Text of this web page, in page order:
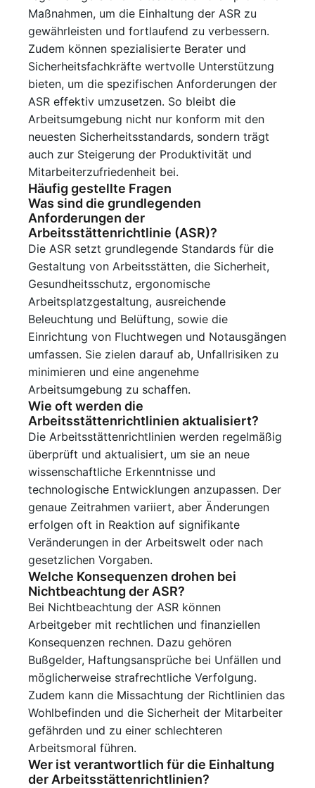
Maßnahmen, um die Einhaltung der ASR zu
gewährleisten und fortlaufend zu verbessern.
Zudem können spezialisierte Berater und
Sicherheitsfachkräfte wertvolle Unterstützung
bieten, um die spezifischen Anforderungen der
ASR effektiv umzusetzen. So bleibt die
Arbeitsumgebung nicht nur konform mit den
neuesten Sicherheitsstandards, sondern trägt
auch zur Steigerung der Produktivität und
Mitarbeiterzufriedenheit bei.
Häufig gestellte Fragen
Was sind die grundlegenden
Anforderungen der
Arbeitsstättenrichtlinie (ASR)?
Die ASR setzt grundlegende Standards für die
Gestaltung von Arbeitsstätten, die Sicherheit,
Gesundheitsschutz, ergonomische
Arbeitsplatzgestaltung, ausreichende
Beleuchtung und Belüftung, sowie die
Einrichtung von Fluchtwegen und Notausgängen
umfassen. Sie zielen darauf ab, Unfallrisiken zu
minimieren und eine angenehme
Arbeitsumgebung zu schaffen.
Wie oft werden die
Arbeitsstättenrichtlinien aktualisiert?
Die Arbeitsstättenrichtlinien werden regelmäßig
überprüft und aktualisiert, um sie an neue
wissenschaftliche Erkenntnisse und
technologische Entwicklungen anzupassen. Der
genaue Zeitrahmen variiert, aber Änderungen
erfolgen oft in Reaktion auf signifikante
Veränderungen in der Arbeitswelt oder nach
gesetzlichen Vorgaben.
Welche Konsequenzen drohen bei
Nichtbeachtung der ASR?
Bei Nichtbeachtung der ASR können
Arbeitgeber mit rechtlichen und finanziellen
Konsequenzen rechnen. Dazu gehören
Bußgelder, Haftungsansprüche bei Unfällen und
möglicherweise strafrechtliche Verfolgung.
Zudem kann die Missachtung der Richtlinien das
Wohlbefinden und die Sicherheit der Mitarbeiter
gefährden und zu einer schlechteren
Arbeitsmoral führen.
Wer ist verantwortlich für die Einhaltung
der Arbeitsstättenrichtlinien?